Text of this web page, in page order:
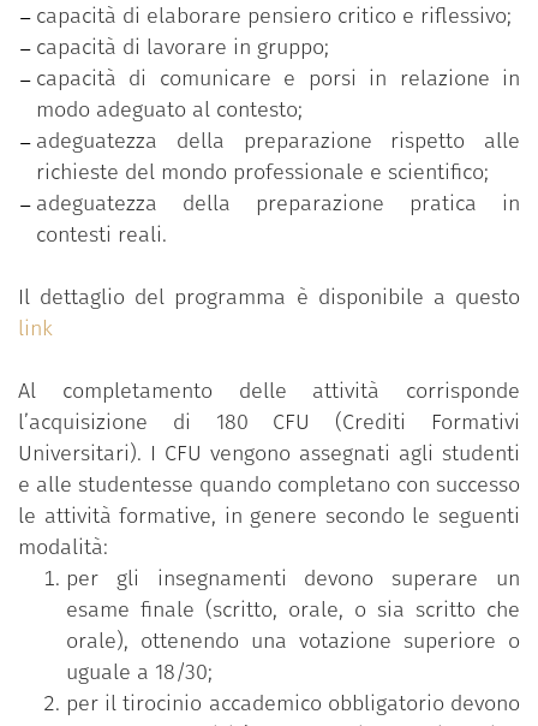
capacità di elaborare pensiero critico e riflessivo;
capacità di lavorare in gruppo;
capacità di comunicare e porsi in relazione in
modo adeguato al contesto;
adeguatezza della preparazione rispetto alle
richieste del mondo professionale e scientifico;
adeguatezza della preparazione pratica in
contesti reali.
Il dettaglio del programma è disponibile a questo
link
Al completamento delle attività corrisponde
l’acquisizione di 180 CFU (Crediti Formativi
Universitari). I CFU vengono assegnati agli studenti
e alle studentesse quando completano con successo
le attività formative, in genere secondo le seguenti
modalità:
per gli insegnamenti devono superare un
esame finale (scritto, orale, o sia scritto che
orale), ottenendo una votazione superiore o
uguale a 18/30;
per il tirocinio accademico obbligatorio devono